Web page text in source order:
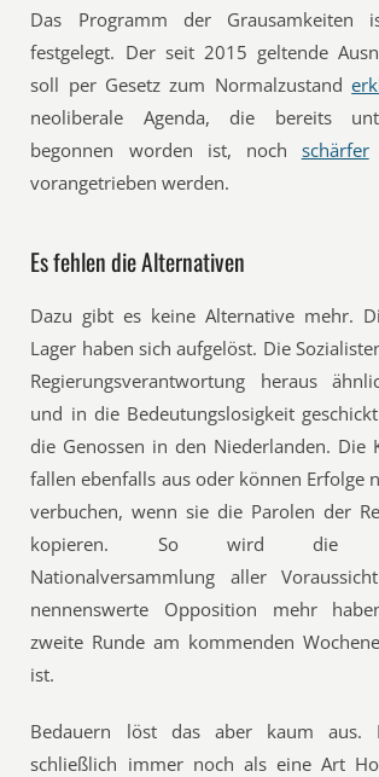
Das Programm der Grausamkeiten
festgelegt. Der seit 2015 geltende
soll per Gesetz zum Normalzustand
neoliberale Agenda, die bereits
begonnen worden ist, noch schärfer
vorangetrieben werden.
Es fehlen die Alternativen
Dazu gibt es keine Alternative mehr.
Lager haben sich aufgelöst. Die
Regierungsverantwortung heraus
und in die Bedeutungslosigkeit
die Genossen in den Niederlanden. Die
fallen ebenfalls aus oder können Erfolge
verbuchen, wenn sie die Parolen der
kopieren. So wird die
Nationalversammlung aller
nennenswerte Opposition mehr
zweite Runde am kommenden
ist.
Bedauern löst das aber kaum aus.
schließlich immer noch als eine Art